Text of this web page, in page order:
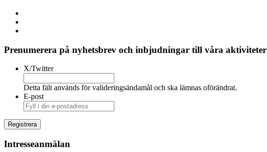
Prenumerera på nyhetsbrev och inbjudningar till våra aktiviteter
X/Twitter
Detta fält används för valideringsändamål och ska lämnas oförändrat.
E-post
Intresseanmälan